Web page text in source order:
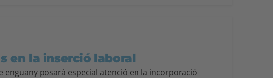
en la inserció laboral
enguany posarà especial atenció en la incorporació